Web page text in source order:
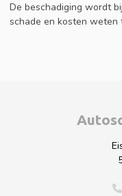
De beschadiging wordt
schade en kosten weten